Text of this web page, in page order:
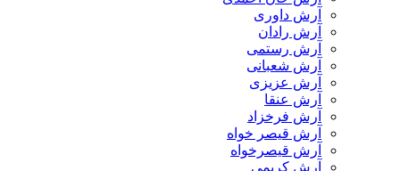
آرش داوری
آرش رادان
آرش رستمى
آرش شعبانی
آرش عزیزی
آرش عنقا
آرش فرخزاد
آرش قیصر خواه
آرش قیصرخواه
آرش کریمی